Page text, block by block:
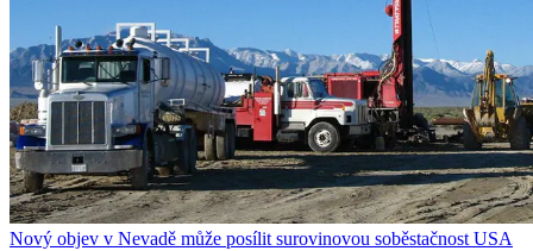
Nový objev v Nevadě může posílit surovinovou soběstačnost USA